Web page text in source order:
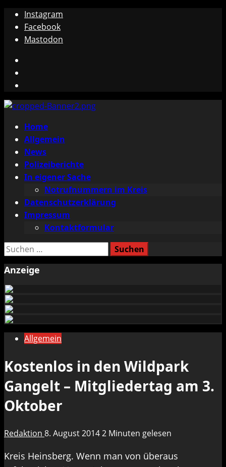
Zum
Inhalt
springen
Instagram
Facebook
Mastodon
Primäres
Menü
Home
Allgemein
News
Polizeiberichte
In eigener Sache
Notrufnummern im Kreis
Datenschutzerklärung
Impressum
Kontaktformular
Suchen
Anzeige
Allgemein
Kostenlos in den Wildpark
Gangelt – Mitgliedertag am 3.
Oktober
Redaktion 8. August 20142 Minuten gelesen
Kreis Heinsberg. Wenn man von überaus